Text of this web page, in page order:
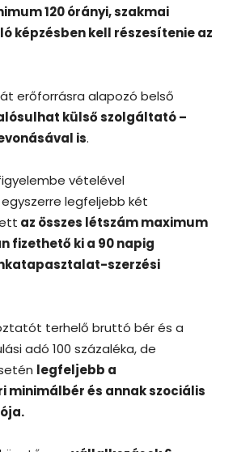
120 órányi, szakmai
képzésben kell részesítenie az
erőforrásra alapozó belső
külső szolgáltató –
is.
vételével
legfeljebb két
az összes létszám maximum
fizethető ki a 90 napig
szerzési
terhelő bruttó bér és a
adó 100 százaléka, de
legfeljebb a
és annak szociális